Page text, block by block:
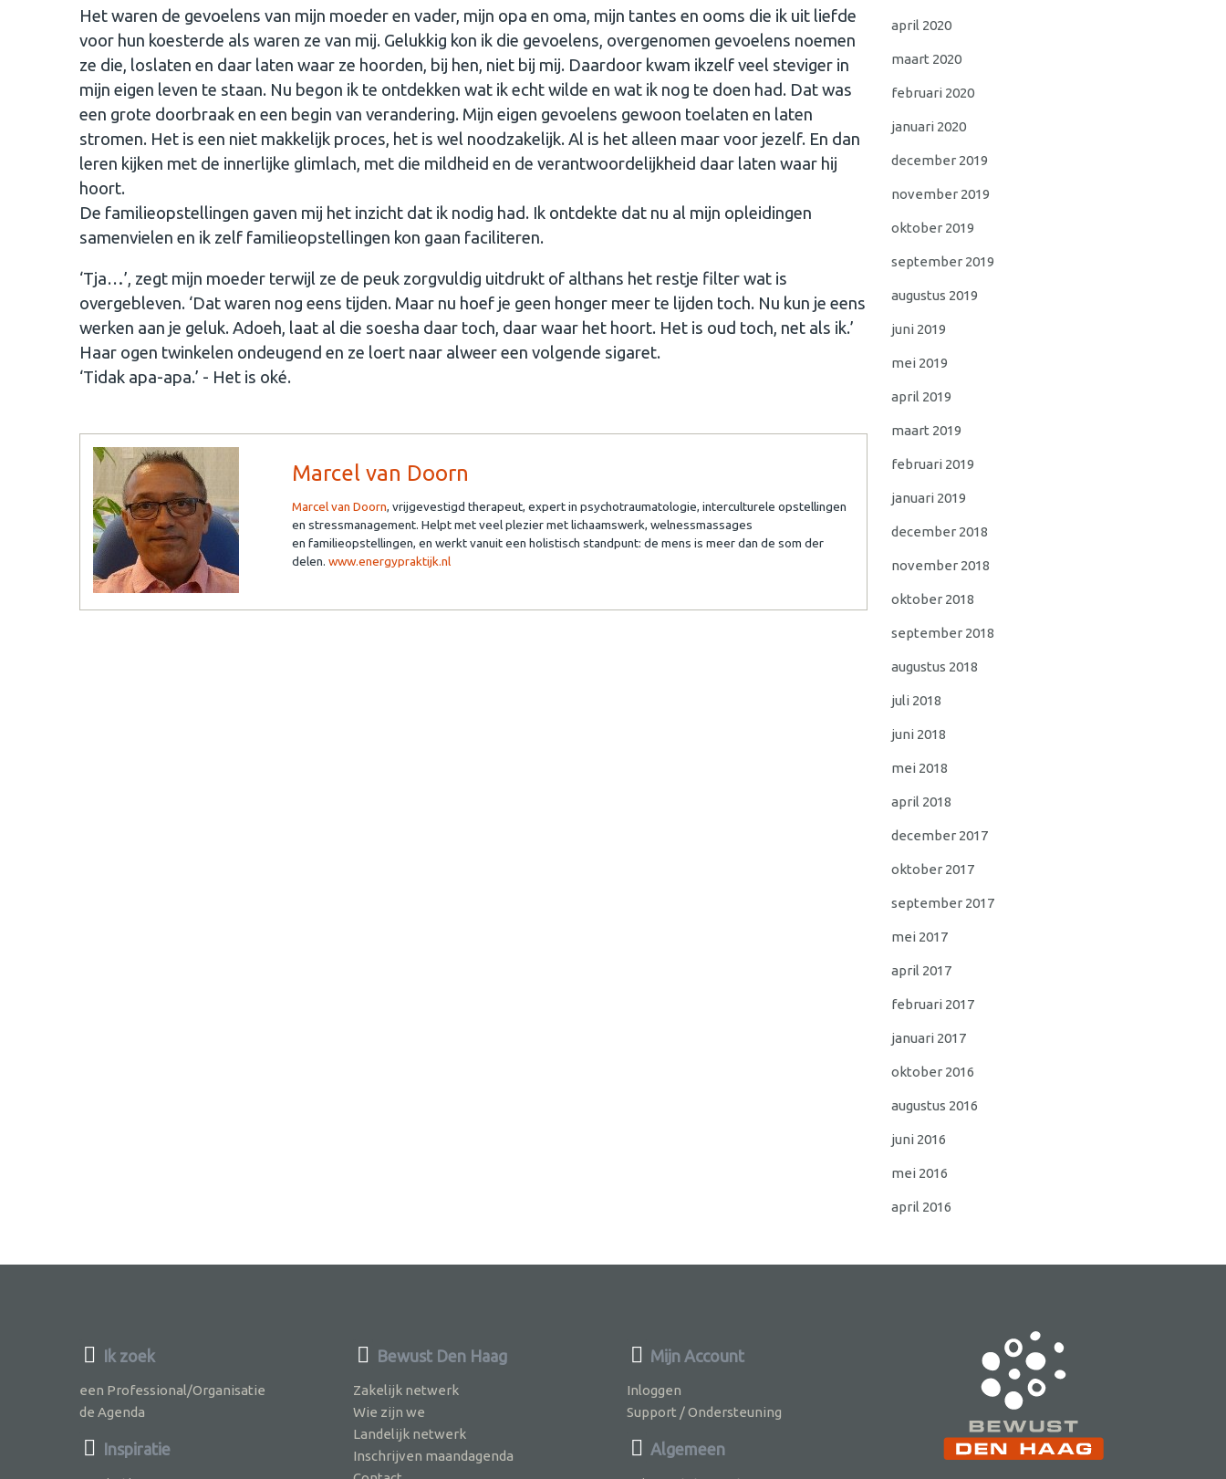
Het waren de gevoelens van mijn moeder en vader, mijn opa en oma, mijn tantes en ooms die ik uit liefde
voor hun koesterde als waren ze van mij. Gelukkig kon ik die gevoelens, overgenomen gevoelens noemen
ze die, loslaten en daar laten waar ze hoorden, bij hen, niet bij mij. Daardoor kwam ikzelf veel steviger in
mijn eigen leven te staan. Nu begon ik te ontdekken wat ik echt wilde en wat ik nog te doen had. Dat was
een grote doorbraak en een begin van verandering. Mijn eigen gevoelens gewoon toelaten en laten
stromen. Het is een niet makkelijk proces, het is wel noodzakelijk. Al is het alleen maar voor jezelf. En dan
leren kijken met de innerlijke glimlach, met die mildheid en de verantwoordelijkheid daar laten waar hij
hoort.
De familieopstellingen gaven mij het inzicht dat ik nodig had. Ik ontdekte dat nu al mijn opleidingen
samenvielen en ik zelf familieopstellingen kon gaan faciliteren.
‘Tja…’, zegt mijn moeder terwijl ze de peuk zorgvuldig uitdrukt of althans het restje filter wat is
overgebleven. ‘Dat waren nog eens tijden. Maar nu hoef je geen honger meer te lijden toch. Nu kun je eens
werken aan je geluk. Adoeh, laat al die soesha daar toch, daar waar het hoort. Het is oud toch, net als ik.’
Haar ogen twinkelen ondeugend en ze loert naar alweer een volgende sigaret.
‘Tidak apa-apa.’ - Het is oké.
Marcel van Doorn
Marcel van Doorn, vrijgevestigd therapeut, expert in psychotraumatologie, interculturele opstellingen
en stressmanagement. Helpt met veel plezier met lichaamswerk, welnessmassages
en familieopstellingen, en werkt vanuit een holistisch standpunt: de mens is meer dan de som der
delen.www.energypraktijk.nl
april 2020
maart 2020
februari 2020
januari 2020
december 2019
november 2019
oktober 2019
september 2019
augustus 2019
juni 2019
mei 2019
april 2019
maart 2019
februari 2019
januari 2019
december 2018
november 2018
oktober 2018
september 2018
augustus 2018
juli 2018
juni 2018
mei 2018
april 2018
december 2017
oktober 2017
september 2017
mei 2017
april 2017
februari 2017
januari 2017
oktober 2016
augustus 2016
juni 2016
mei 2016
april 2016
Ik zoek
een Professional/Organisatie
de Agenda
Inspiratie
Bewust Den Haag
Zakelijk netwerk
Wie zijn we
Landelijk netwerk
Inschrijven maandagenda
Mijn Account
Inloggen
Support / Ondersteuning
Algemeen